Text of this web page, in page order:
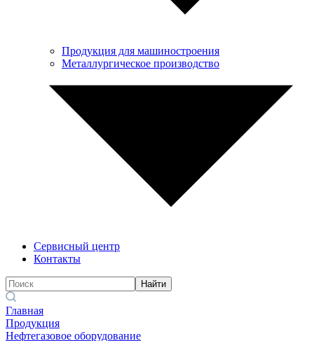
Продукция для машиностроения
Металлургическое производство
Сервисный центр
Контакты
Найти
Главная
Продукция
Нефтегазовое оборудование